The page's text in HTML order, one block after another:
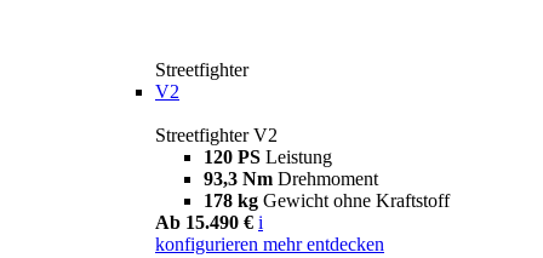
Streetfighter
V2
Streetfighter V2
120 PS Leistung
93,3 Nm Drehmoment
178 kg Gewicht ohne Kraftstoff
Ab 15.490 € i
konfigurieren mehr entdecken